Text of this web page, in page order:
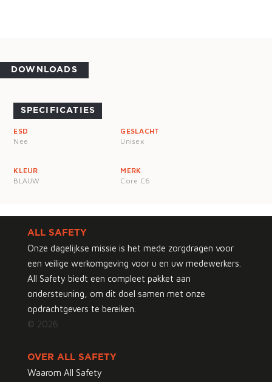
DOWNLOADS
SPECIFICATIES
ESD
Nee
GESLACHT
Unisex
KLEUR
BLAUW
MERK
Core C6
ALL SAFETY
Onze dagelijkse missie is het mede zorgdragen voor
een veilige werkomgeving voor u en uw medewerkers.
All Safety biedt een compleet pakket aan
ondersteuning, om dit doel samen met onze
opdrachtgevers te bereiken.
© 2026
OVER ALL SAFETY
Waarom All Safety